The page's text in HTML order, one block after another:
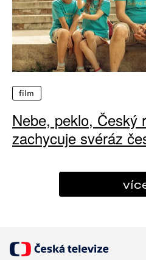
film
Nebe, peklo, Český
zachycuje svéráz